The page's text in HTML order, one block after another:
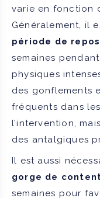
varie en fonction
Généralement, il
période de repos
semaines
physiques
des gonflements
fréquents dans
l’intervention,
des antalgiques
Il est aussi
gorge de
semaines pour